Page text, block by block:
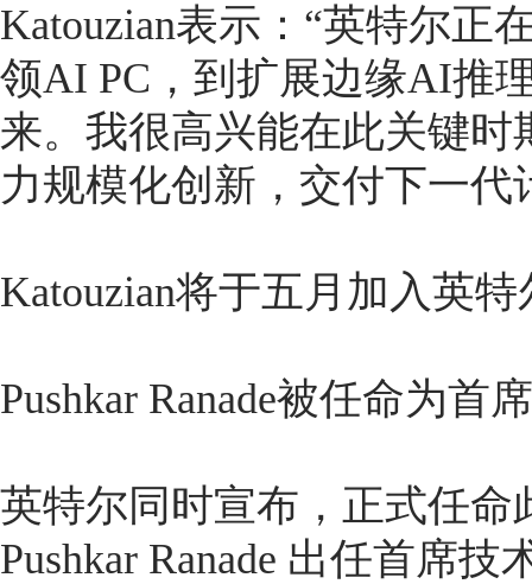
Katouzian表示：“英特尔正
领AI PC，到扩展边缘AI推
来。我很高兴能在此关键
力规模化创新，交付下一代
Katouzian将于五月加入英特
Pushkar Ranade被任命为首
英特尔同时宣布，正式任
Pushkar Ranade 出任首席